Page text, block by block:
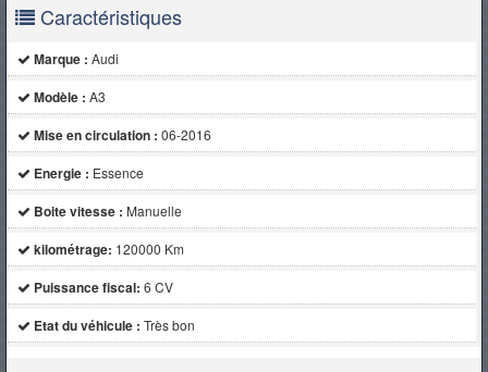
Caractéristiques
Marque : Audi
Modèle : A3
Mise en circulation : 06-2016
Energie : Essence
Boite vitesse : Manuelle
kilométrage: 120000 Km
Puissance fiscal: 6 CV
Etat du véhicule : Très bon